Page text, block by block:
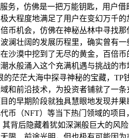
，仿佛是一把万能钥匙，用户
程度地满足了用户在变幻万千
机会，仿佛在神秘丛林中寻找
澜壮阔的发展历程里，确实曾有
漠中挖到了无尽的黄金，百倍
般涌入这个充满机遇与挑战的
茫茫大海中探寻神秘的宝藏，
前沿技术，为投资者铺就了一
早期阶段就独具慧眼地发现并
（NFT）等当下热门领域的项
背后隐藏着犹如深渊般巨大的风